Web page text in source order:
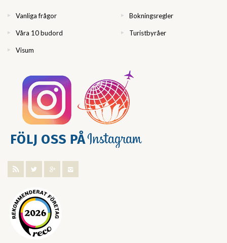
Vanliga frågor Bokningsregler
Våra 10 budord Turistbyråer
Visum